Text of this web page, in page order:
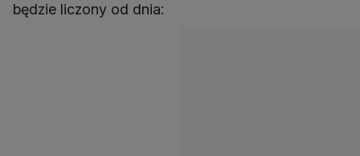
będzie liczony od dnia: